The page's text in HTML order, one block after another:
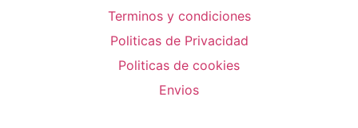
Terminos y condiciones
Politicas de Privacidad
Politicas de cookies
Envios